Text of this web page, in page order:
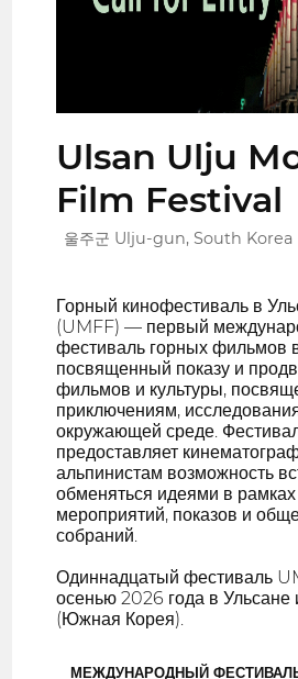
Ulsan Ulju
Film Festival
울주군 Ulju-gun, South Korea
Горный кинофестиваль в
(UMFF) — первый
фестиваль горных фильмов
посвященный показу и
фильмов и культуры,
приключениям,
окружающей среде.
предоставляет
альпинистам возможность
обменяться идеями в
мероприятий, показов и
собраний.
Одиннадцатый фестиваль
осенью 2026 года в Ульсане
(Южная Корея).
МЕЖДУНАРОДНЫЙ